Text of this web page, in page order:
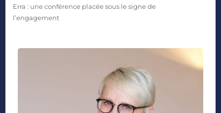
Erra : une conférence placée sous le signe de
l’engagement